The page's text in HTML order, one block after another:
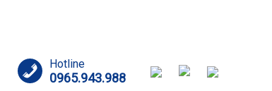
Hotline
0965.943.988